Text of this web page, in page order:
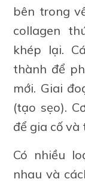
bên trong
collagen
khép lại.
thành để
mới. Giai
(tạo sẹo).
để gia cố
Có nhiều
nhau và